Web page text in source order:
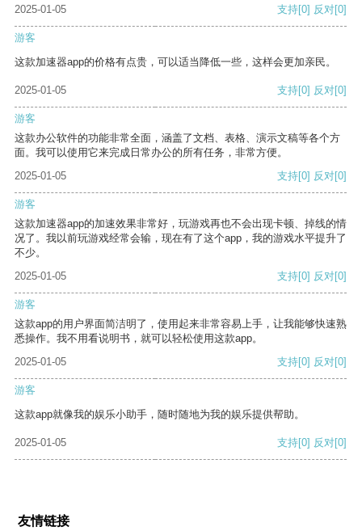
2025-01-05 支持[0] 反对[0]
游客
这款加速器app的价格有点贵，可以适当降低一些，这样会更加亲民。
2025-01-05 支持[0] 反对[0]
游客
这款办公软件的功能非常全面，涵盖了文档、表格、演示文稿等各个方
面。我可以使用它来完成日常办公的所有任务，非常方便。
2025-01-05
支持[0] 反对[0]
游客
这款加速器app的加速效果非常好，玩游戏再也不会出现卡顿、掉线的情
况了。我以前玩游戏经常会输，现在有了这个app，我的游戏水平提升了
不少。
2025-01-05
支持[0] 反对[0]
游客
这款app的用户界面简洁明了，使用起来非常容易上手，让我能够快速熟
悉操作。我不用看说明书，就可以轻松使用这款app。
2025-01-05
支持[0] 反对[0]
游客
这款app就像我的娱乐小助手，随时随地为我的娱乐提供帮助。
2025-01-05 支持[0] 反对[0]
友情链接